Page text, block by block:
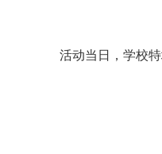
活动当日，学校